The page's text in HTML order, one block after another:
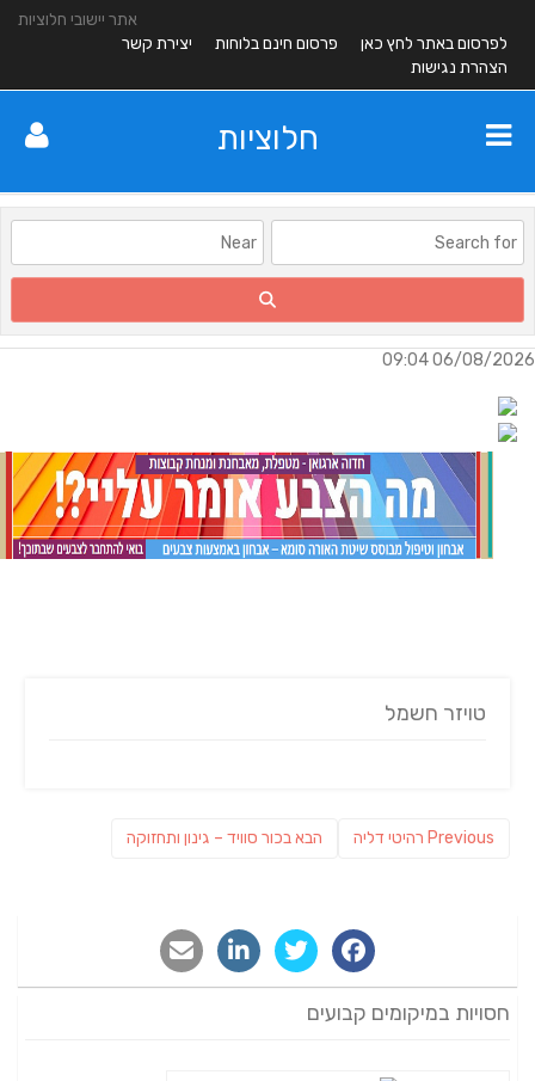
אתר יישובי חלוציות
לפרסום באתר לחץ כאן
פרסום חינם בלוחות
יצירת קשר
הצהרת נגישות
חלוציות
06/08/2026
טויזר חשמל
Previous
Previous
רהיטי דליה הבאפוסט
בכור סוויד – גינון ותחזוקה
חסויות במיקומים קבועים